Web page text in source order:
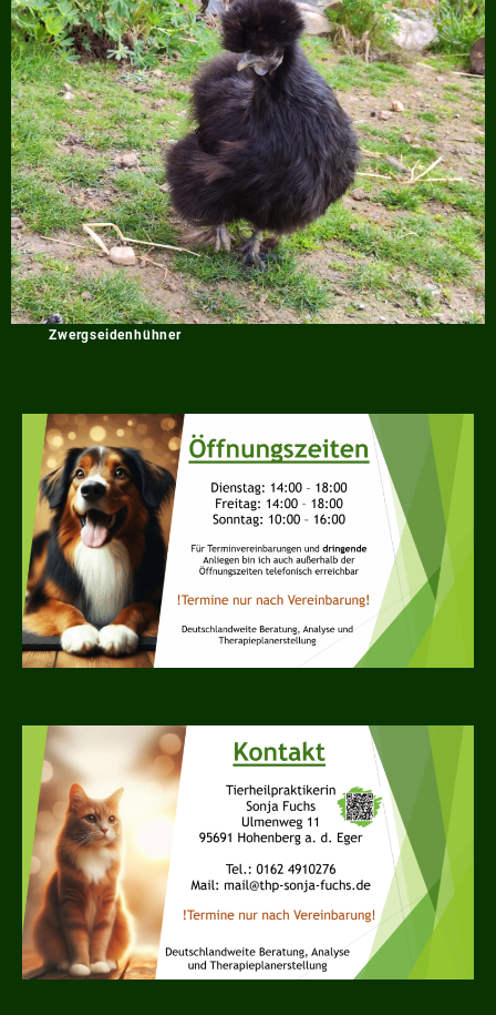
Zwergseidenhühner